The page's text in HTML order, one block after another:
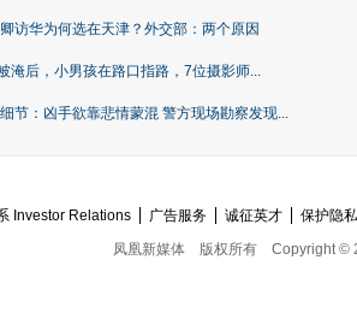
访华为何选在天津？外交部：两个原因
淹后，小男孩在路口指路，7位摄影师...
节：凶手欲靠悲情蒙混 警方现场勘察发现...
Investor Relations 广告服务 诚征英才
保护隐
凤凰新媒体
版权所有 Copyright ©